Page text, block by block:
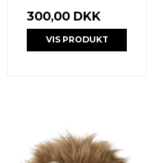
300,00 DKK
VIS PRODUKT